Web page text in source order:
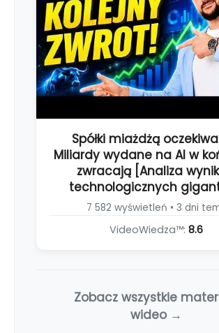
Spółki miażdżą
Miliardy wydane na AI w
zwracają [Analiza
technologicznych
7 582 wyświetleń • 3 dni
VideoWiedza™: 8.6
Zobacz wszystkie
wideo →